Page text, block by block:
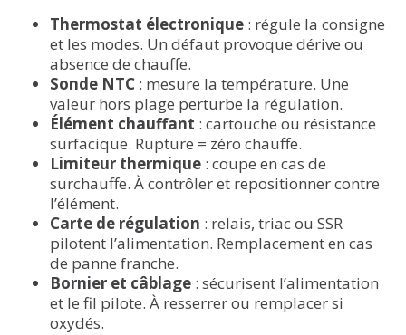
Thermostat électronique : régule la consigne
et les modes. Un défaut provoque dérive ou
absence de chauffe.
Sonde NTC : mesure la température. Une
valeur hors plage perturbe la régulation.
Élément chauffant : cartouche ou résistance
surfacique. Rupture = zéro chauffe.
Limiteur thermique : coupe en cas de
surchauffe. À contrôler et repositionner contre
l’élément.
Carte de régulation : relais, triac ou SSR
pilotent l’alimentation. Remplacement en cas
de panne franche.
Bornier et câblage : sécurisent l’alimentation
et le fil pilote. À resserrer ou remplacer si
oxydés.